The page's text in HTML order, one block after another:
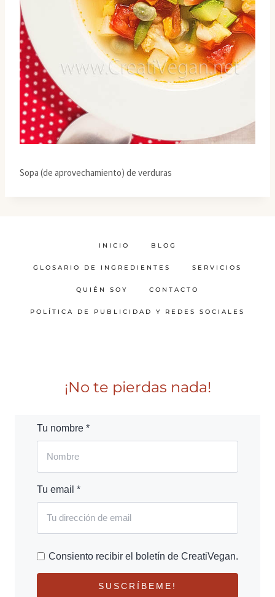
Sopa (de aprovechamiento) de verduras
INICIO BLOG
GLOSARIO DE INGREDIENTES SERVICIOS
QUIÉN SOY CONTACTO
POLÍTICA DE PUBLICIDAD Y REDES SOCIALES
¡No te pierdas nada!
Tu nombre *
Tu email *
Consiento recibir el boletín de CreatiVegan.
SUSCRÍBEME!